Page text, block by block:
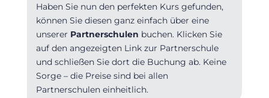
Haben Sie nun den perfekten Kurs gefunden,
können Sie diesen ganz einfach über eine
unserer Partnerschulen buchen. Klicken Sie
auf den angezeigten Link zur Partnerschule
und schließen Sie dort die Buchung ab. Keine
Sorge – die Preise sind bei allen
Partnerschulen einheitlich.